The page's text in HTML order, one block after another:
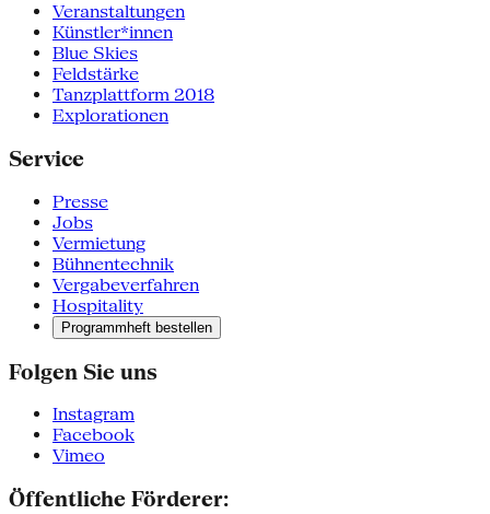
Veranstaltungen
Künstler*innen
Blue Skies
Feldstärke
Tanzplattform 2018
Explorationen
Service
Presse
Jobs
Vermietung
Bühnentechnik
Vergabeverfahren
Hospitality
Programmheft bestellen
Folgen Sie uns
Instagram
Facebook
Vimeo
Öffentliche Förderer: